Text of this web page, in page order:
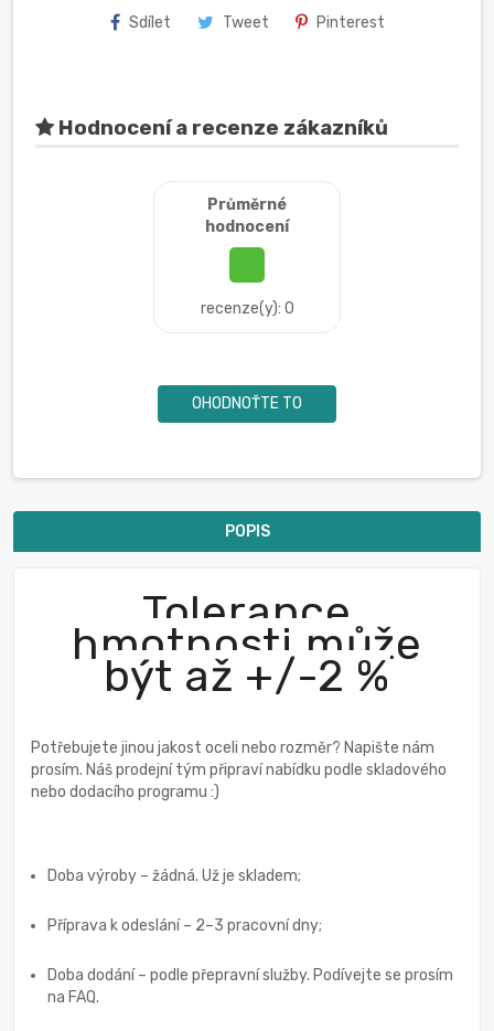
Sdílet Tweet Pinterest
Hodnocení a recenze zákazníků
Průměrné
hodnocení
recenze(y): 0
OHODNOŤTE TO
POPIS
Tolerance
hmotnosti může
být až +/-2 %
Potřebujete jinou jakost oceli nebo rozměr? Napište nám
prosím. Náš prodejní tým připraví nabídku podle skladového
nebo dodacího programu :)
Doba výroby – žádná. Už je skladem;
Příprava k odeslání – 2–3 pracovní dny;
Doba dodání – podle přepravní služby. Podívejte se prosím
na FAQ.